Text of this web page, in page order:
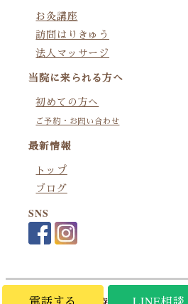
電話する LINE相談
お灸講座
訪問はりきゅう
法人マッサージ
当院に来られる方へ
初めての方へ
ご予約・お問い合わせ
最新情報
トップ
ブログ
SNS
電話する LINE相談